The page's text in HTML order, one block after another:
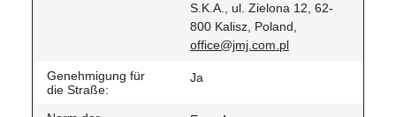
S.K.A., ul. Zielona 12, 62-
800 Kalisz, Poland,
office@jmj.com.pl
Genehmigung für
die Straße:
Ja